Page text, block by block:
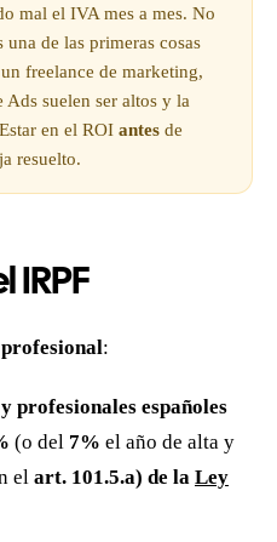
mal el IVA mes a mes. No
una de las primeras cosas
freelance de marketing,
suelen ser altos y la
en el ROI antes de
resuelto.
IRPF
profesional:
profesionales españoles
(o del 7% el año de alta y
el art. 101.5.a) de la Ley